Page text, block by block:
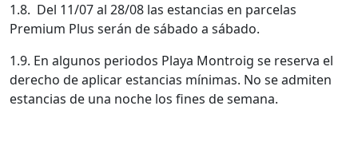
1.8. Del 11/07 al 28/08 las estancias en parcelas
Premium Plus serán de sábado a sábado.
1.9. En algunos periodos Playa Montroig se reserva el
derecho de aplicar estancias mínimas. No se admiten
estancias de una noche los fines de semana.